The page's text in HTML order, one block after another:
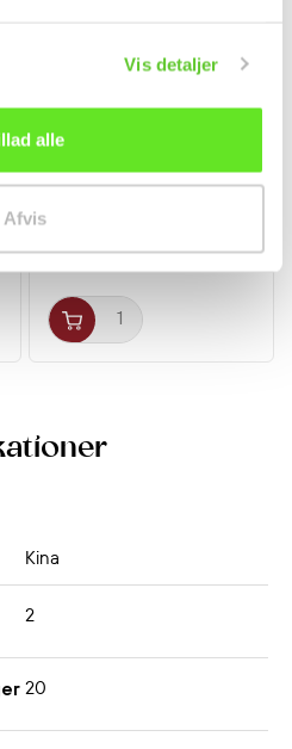
Vis detaljer
alle
Afvis
Kina
2
20
Non-Stick Silikone
Dampmåtte Ø19cm 1stk